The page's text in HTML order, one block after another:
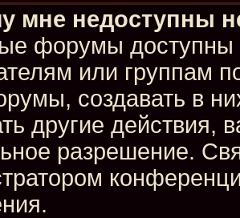
мне недоступны
форумы доступны
или группам
создавать в
другие действия,
разрешение.